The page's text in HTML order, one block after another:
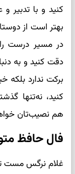
کنید و با تدبیر و
بهتر است از
در مسیر درست
دقت کنید و به
برکت ندارد
کنید، نه‌تنها
هم نصیب‌تان
فال حافظ
غلام نرگس مست تو